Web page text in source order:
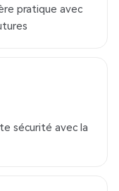
pratique avec
sécurité avec la